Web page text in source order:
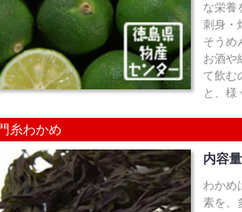
な栄養
刺身・
そうめ
お酒や
て飲む
と、様
糸わかめ
内容
わかめ
素を、